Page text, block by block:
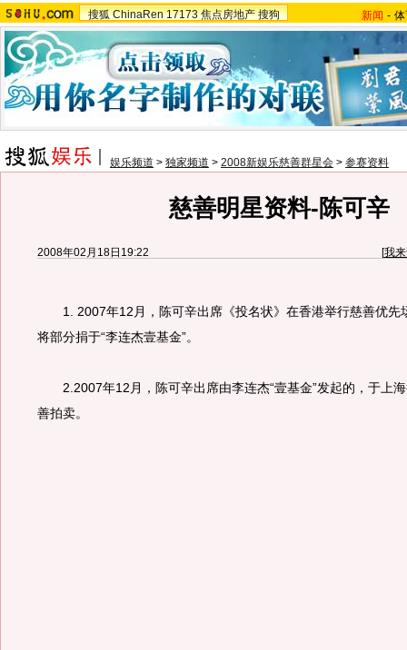
搜狐 ChinaRen 17173 焦点房地产 搜狗 新闻 -
娱乐频道 > 独家频道 > 2008新娱乐慈善群星会 > 参赛资料
慈善明星资料-陈可辛
2008年02月18日19:22 [我
1. 2007年12月，陈可辛出席《投名状》在香港举行慈善优先
将部分捐于“李连杰壹基金”。
2.2007年12月，陈可辛出席由李连杰“壹基金”发起的，于上
善拍卖。